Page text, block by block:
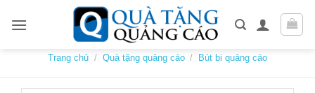
Trang chủ / Quà tặng quảng cáo / Bút bi quảng cáo